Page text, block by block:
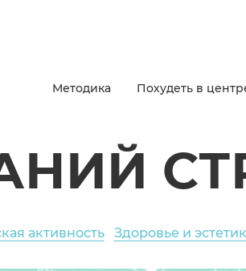
Методика Похудеть в
активность Здоровье и